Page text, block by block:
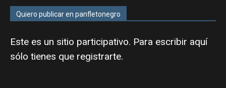
Quiero publicar en panfletonegro
Este es un sitio participativo. Para escribir aquí
sólo tienes que registrarte.